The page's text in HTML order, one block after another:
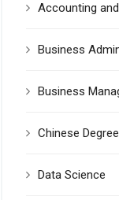
Accounting
Business
Business
Chinese Degree
Data Science